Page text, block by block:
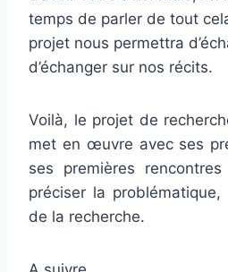
temps de parler de tout
projet nous permettra
d’échanger sur nos récits.
Voilà, le projet de
met en œuvre avec ses
ses premières
préciser la
de la recherche.